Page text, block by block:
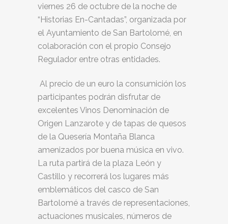
viernes 26 de octubre de la noche de
“Historias En-Cantadas”, organizada por
el Ayuntamiento de San Bartolomé, en
colaboración con el propio Consejo
Regulador entre otras entidades.
Al precio de un euro la consumición los
participantes podrán disfrutar de
excelentes Vinos Denominación de
Origen Lanzarote y de tapas de quesos
de la Quesería Montaña Blanca
amenizados por buena música en vivo.
La ruta partirá de la plaza León y
Castillo y recorrerá los lugares más
emblemáticos del casco de San
Bartolomé a través de representaciones,
actuaciones musicales, números de